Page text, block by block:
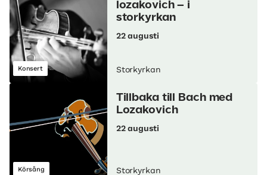
Konsert
lozakovich – i
storkyrkan
22 augusti
Storkyrkan
Körsång
Tillbaka till Bach med
Lozakovich
22 augusti
Storkyrkan